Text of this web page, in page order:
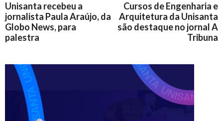
Unisanta recebeu a
jornalista Paula Araújo, da
Globo News, para
palestra
Cursos de Engenharia e
Arquitetura da Unisanta
são destaque no jornal A
Tribuna